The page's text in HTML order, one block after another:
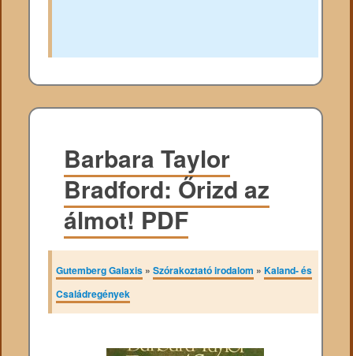
Barbara Taylor
Bradford: Őrizd az
álmot! PDF
Gutemberg Galaxis »Szórakoztató irodalom »Kaland- és
Családregények